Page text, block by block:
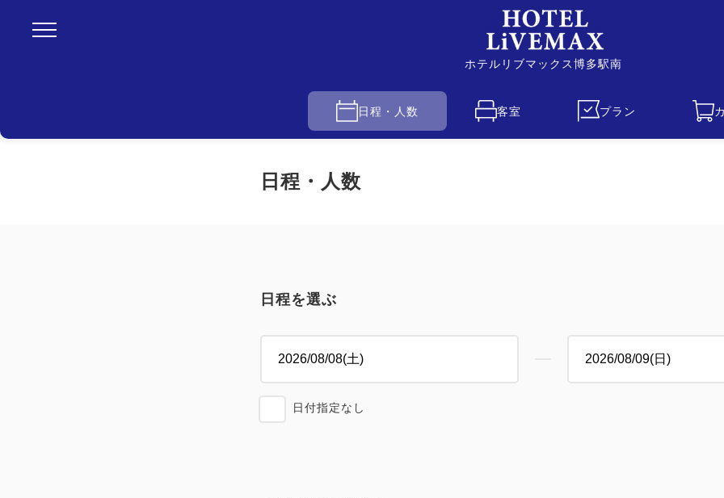
ホテルリブマックス博多駅南
日程・人数 客室 プラン
日程・人数
日程を選ぶ
日付指定なし